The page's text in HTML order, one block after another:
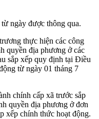
ngày được thông qua.
thực hiện các công
quyền địa phương ở các
sắp xếp quy định tại Điều
từ ngày 01 tháng 7
chính cấp xã trước sắp
quyền địa phương ở đơn
xếp chính thức hoạt động.